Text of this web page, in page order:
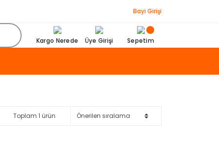
Bayi Girişi
Kargo Nerede Üye Girişi Sepetim
Toplam 1 ürün